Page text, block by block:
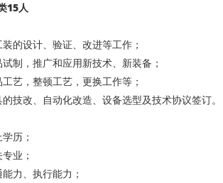
15人
的设计、验证、改进等工作；
制，推广和应用新技术、新装备；
艺，整顿工艺，更换工作等；
技改、自动化改造、设备选型及技术协议签订。
历；
业；
力、执行能力；